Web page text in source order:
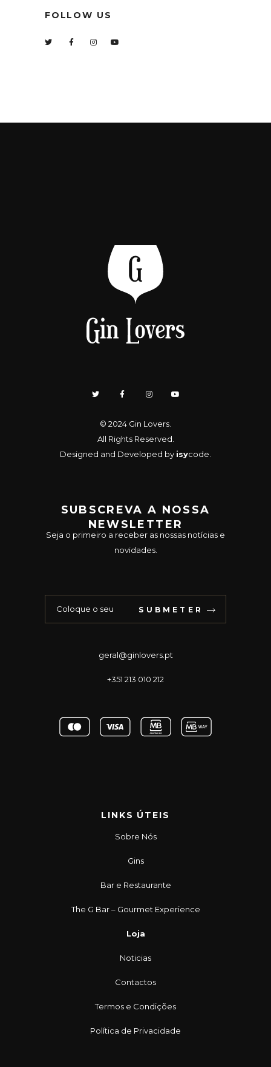
FOLLOW US
© 2024 Gin Lovers
All Rights Reserved.
Designed and Developed by isycode
SUBSCREVA A NOSSA
NEWSLETTER
Seja o primeiro a receber as nossas notícias e
novidades.
SUBMETER
geral@ginlovers.pt
+351 213 010 212
LINKS ÚTEIS
Sobre Nós
Gins
Bar e Restaurante
The G Bar – Gourmet Experience
Loja
Noticias
Contactos
Termos e Condições
Política de Privacidade